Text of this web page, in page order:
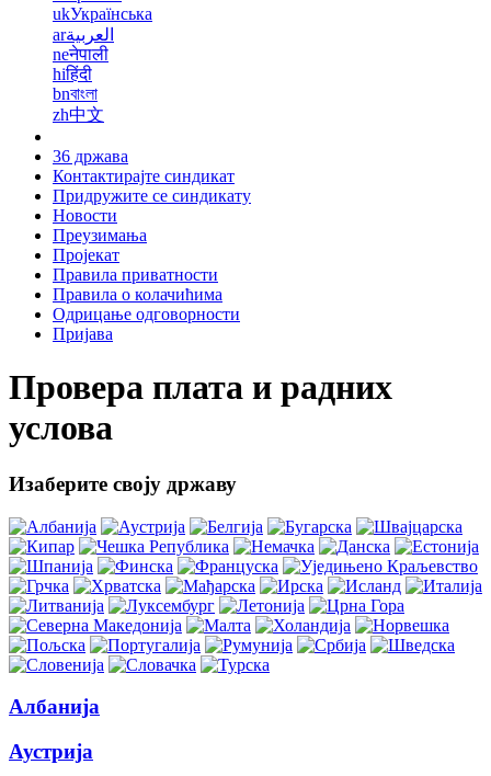
ukУкраїнська
arالعربية
neनेपाली
hiहिंदी
bnবাংলা
zh中文
36 држава
Контактирајте синдикат
Придружите се синдикату
Новости
Преузимања
Пројекат
Правила приватности
Правила о колачићима
Одрицање одговорности
Пријава
Провера плата и радних
услова
Изаберите своју државу
Албанија
Аустрија